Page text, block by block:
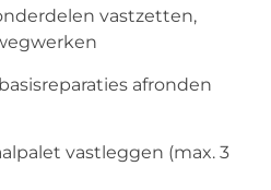
vastzetten,
afronden
vastleggen (max. 3